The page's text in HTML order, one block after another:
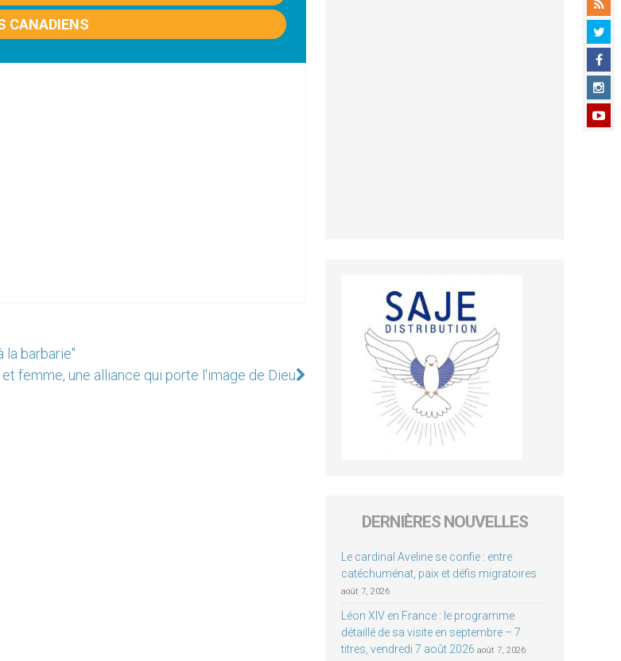
CANADIENS
la barbarie"
femme, une alliance qui porte l'image de Dieu
DERNIÈRES NOUVELLES
Le cardinal Aveline se confie : entre
catéchuménat, paix et défis migratoires
août 7, 2026
Léon XIV en France : le programme
détaillé de sa visite en septembre – 7
titres, vendredi 7 août 2026 août 7, 2026